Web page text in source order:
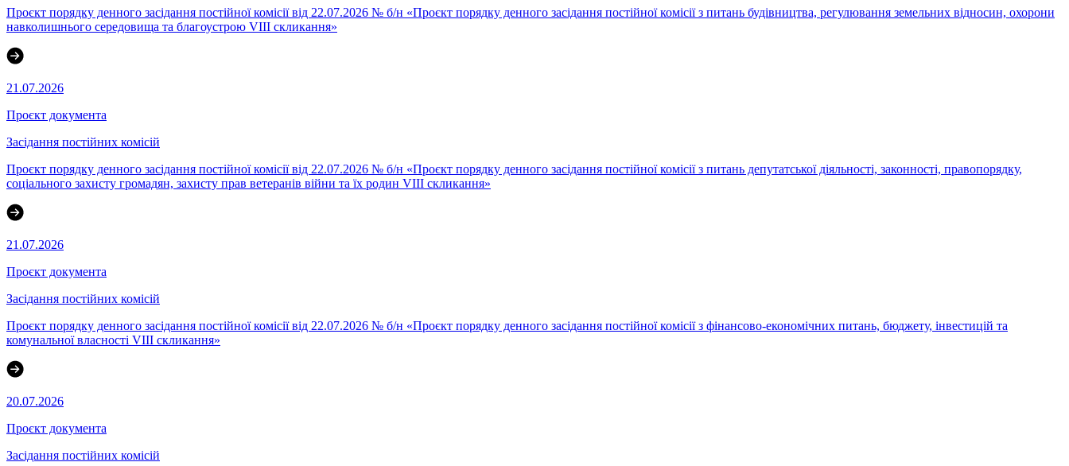
Проєкт порядку денного засідання постійної комісії від 22.07.2026 № б/н «Проєкт порядку денного засідання постійної комісії з питань будівництва, регулювання земельних відносин, охорони
навколишнього середовища та благоустрою VIII скликання»
21.07.2026
Проєкт документа
Засідання постійних комісій
Проєкт порядку денного засідання постійної комісії від 22.07.2026 № б/н «Проєкт порядку денного засідання постійної комісії з питань депутатської діяльності, законності, правопорядку,
соціального захисту громадян, захисту прав ветеранів війни та їх родин VІІІ скликання»
21.07.2026
Проєкт документа
Засідання постійних комісій
Проєкт порядку денного засідання постійної комісії від 22.07.2026 № б/н «Проєкт порядку денного засідання постійної комісії з фінансово-економічних питань, бюджету, інвестицій та
комунальної власності VІІІ скликання»
20.07.2026
Проєкт документа
Засідання постійних комісій